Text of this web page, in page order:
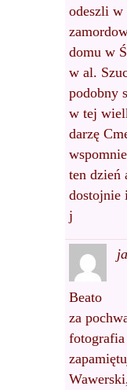
odeszli w
domu w
w al.
podobny
w tej
darzę
ten dzień
dostojnie
j
Beato
za